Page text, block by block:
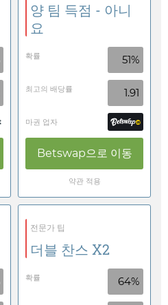
양 팀 득점 - 아니
요
확률 51%
최고의 배당률 1.91
마권 업자
Betswap으로 이동
약관 적용
전문가 팁
더블 찬스 X2
확률 64%